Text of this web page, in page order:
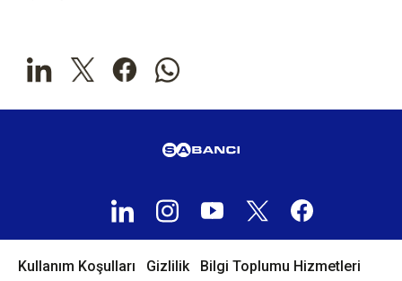
Kullanım Koşulları Gizlilik
Bilgi Toplumu Hizmetleri